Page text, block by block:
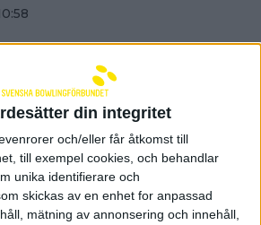
din integritet
och/eller får åtkomst till
till exempel cookies, och behandlar
unika identifierare och
skickas av en enhet for anpassad
mätning av annonsering och innehåll,